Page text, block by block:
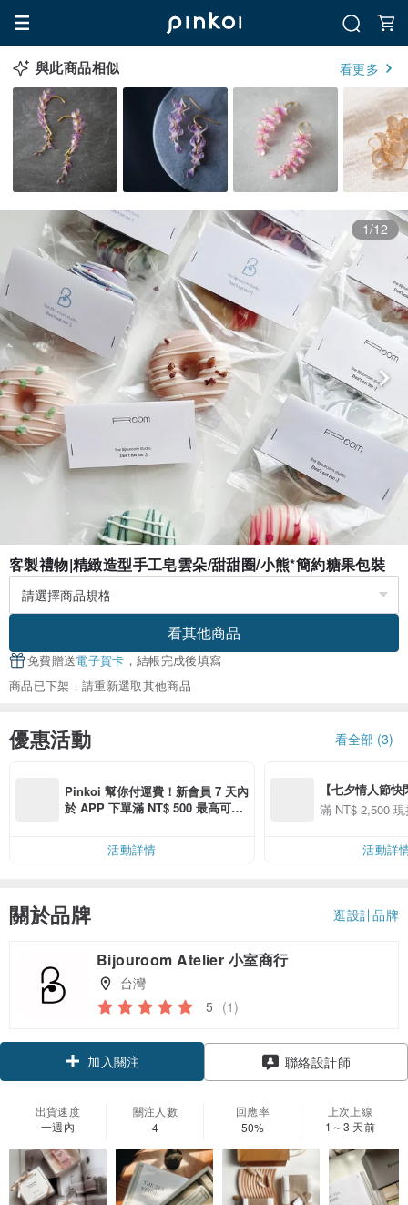
與此商品相似 看更多
1/12
客製禮物|精緻造型手工皂雲朵/甜甜圈/小熊*簡約糖果包裝
看其他商品
免費贈送電子賀卡 ，結帳完成後填寫
商品已下架，請重新選取其他商品
優惠活動 看全部 (3)
Pinkoi 幫你付運費！新會員 7 天內
於 APP 下單滿 NT$ 500 最高可折
活動詳情
【七夕情人節
用 APP 購買任
00 現折 NT$100
滿 NT$ 2,500
活動詳
關於品牌 逛設計品牌
Bijouroom Atelier 小室商行
台灣
5 (1)
加入關注 聯絡設計師
出貨速度
一週內
關注人數
4
回應率
50%
上次上線
1～3 天前